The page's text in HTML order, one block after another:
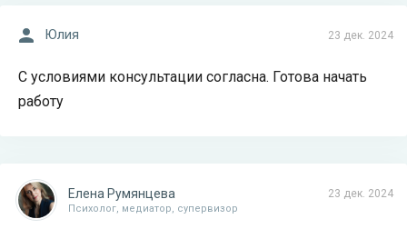
23 дек. 2024
Юлия
С условиями консультации согласна. Готова начать
работу
23 дек. 2024
Елена Румянцева
Психолог, медиатор, супервизор